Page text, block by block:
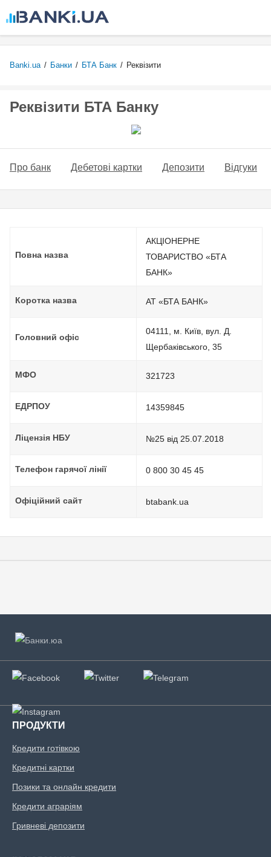
до
основного
вмісту
Banki.ua / Банки / БТА Банк / Реквізити
Реквізити БТА Банку
Про банк Дебетові картки Депозити Відгуки
Повна назва
АКЦІОНЕРНЕ
ТОВАРИСТВО «БТА
БАНК»
Коротка назва АТ «БТА БАНК»
Головний офіс
04111, м. Київ, вул. Д.
Щербаківського, 35
МФО 321723
ЕДРПОУ 14359845
Ліцензія НБУ №25 від 25.07.2018
Телефон гарячої лінії 0 800 30 45 45
Офіційний сайт btabank.ua
ПРОДУКТИ
Кредити готівкою
Кредитні картки
Позики та онлайн кредити
Кредити аграріям
Гривневі депозити